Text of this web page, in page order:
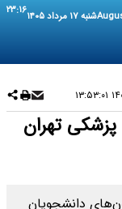
شنبه ۱۷ مرداد ۱۴۰۵ ۲۳:۱۶
تهران
دانشجویان